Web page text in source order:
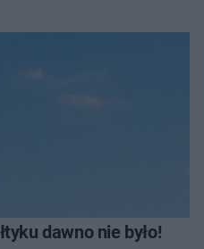
dawno nie było!